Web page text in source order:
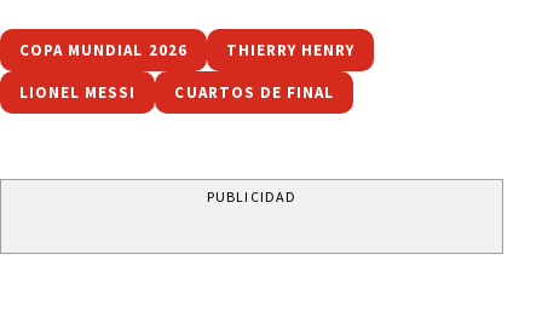
COPA MUNDIAL 2026 THIERRY HENRY
LIONEL MESSI CUARTOS DE FINAL
PUBLICIDAD